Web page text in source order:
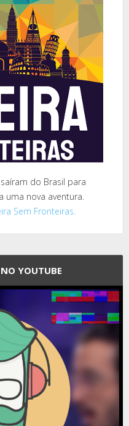
do Brasil para
uma nova aventura.
Sem Fronteiras.
YOUTUBE